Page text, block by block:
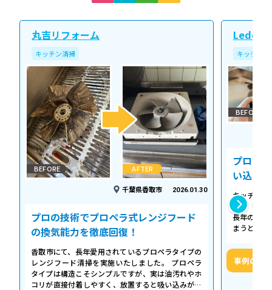
丸吉リフォーム
キッチン清掃
BEFORE AFTER
千葉県香取市 2026.01.30
プロの技術でプロペラ式レンジフード
の換気能力を徹底回復！
香取市にて、長年愛用されているプロペラタイプの
レンジフード清掃を実施いたしました。 プロペラ
タイプは構造こそシンプルですが、実は油汚れやホ
コリが直接付着しやすく、放置すると吸い込みが悪
Ledope
キッチン清
BEFORE
プロの
い込み
キッチン
える「シ
長年の調
まうとご
事例の詳